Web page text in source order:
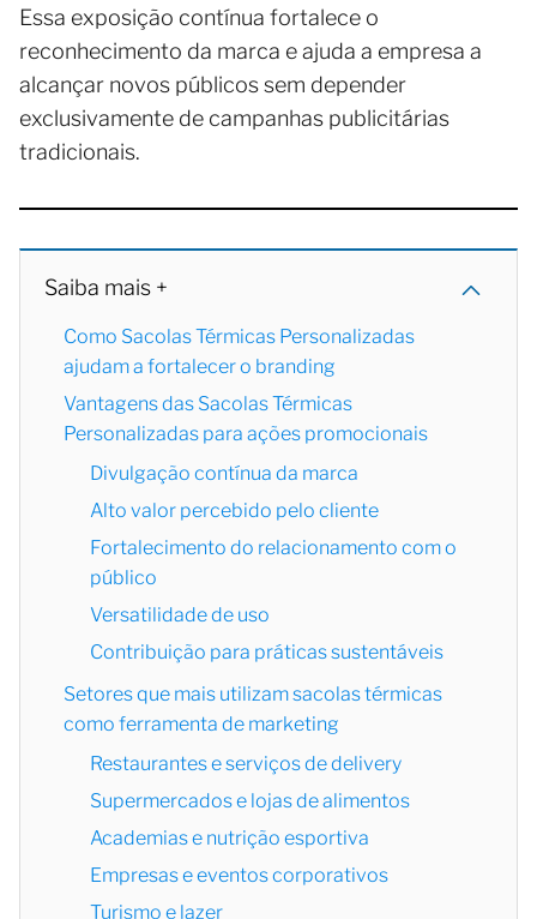
Essa exposição contínua fortalece o
reconhecimento da marca e ajuda a empresa a
alcançar novos públicos sem depender
exclusivamente de campanhas publicitárias
tradicionais.
Saiba mais +
Como Sacolas Térmicas Personalizadas
ajudam a fortalecer o branding
Vantagens das Sacolas Térmicas
Personalizadas para ações promocionais
Divulgação contínua da marca
Alto valor percebido pelo cliente
Fortalecimento do relacionamento com o
público
Versatilidade de uso
Contribuição para práticas sustentáveis
Setores que mais utilizam sacolas térmicas
como ferramenta de marketing
Restaurantes e serviços de delivery
Supermercados e lojas de alimentos
Academias e nutrição esportiva
Empresas e eventos corporativos
Turismo e lazer